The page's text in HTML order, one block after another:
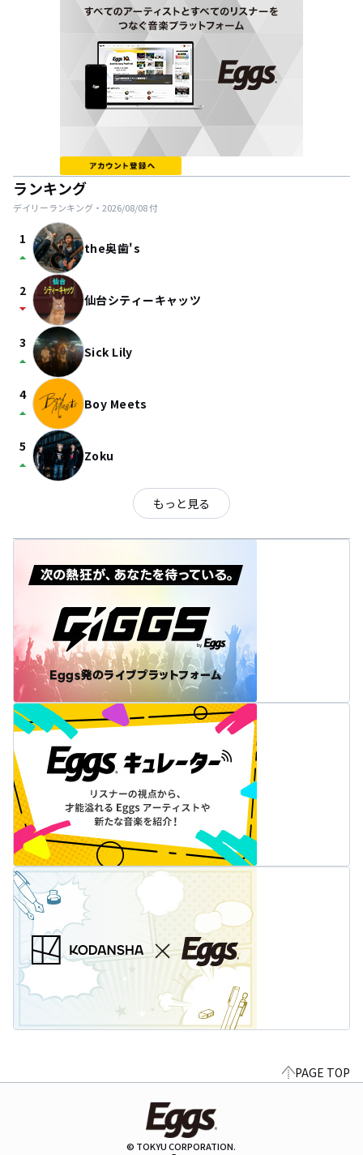
ランキング
デイリーランキング・ 2026/08/08付
1
arrow_drop_up the奥歯's
2
arrow_drop_down 仙台シティーキャッツ
3
arrow_drop_up Sick Lily
4
arrow_drop_up Boy Meets
5
arrow_drop_up Zoku
もっと見る
PAGE TOP
© TOKYU CORPORATION.